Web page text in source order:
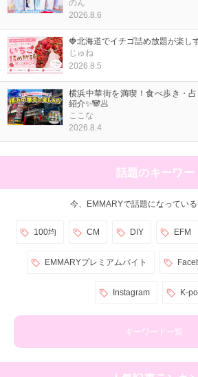
のん
2026.8.6
🍓北海道でイチゴ詰め放題が楽し
じゅね
2026.8.5
横浜中華街を満喫！食べ歩き・
紹介✨🐼🥟
ここな
2026.8.4
話題のキーワー
今、EMMARYで話題になってい
100均 CM DIY EFM
EMMARYプレミアムバイト
Instagram K-
キーワード一覧